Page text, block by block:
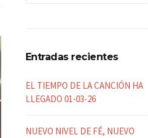
Entradas recientes
EL TIEMPO DE LA CANCIÓN HA
LLEGADO 01-03-26
NUEVO NIVEL DE FÉ, NUEVO